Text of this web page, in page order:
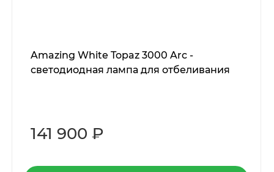
Amazing White Topaz 3000 Arc -
светодиодная лампа для отбеливания
141 900 ₽